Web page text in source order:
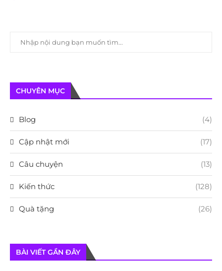
CHUYÊN MỤC
Blog (4)
Cập nhật mới (17)
Câu chuyện (13)
Kiến thức (128)
Quà tặng (26)
BÀI VIẾT GẦN ĐÂY